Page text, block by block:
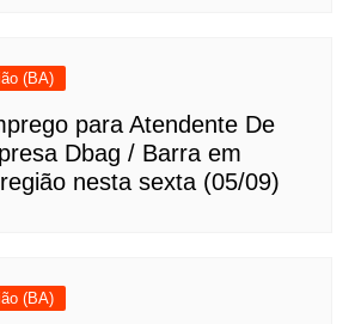
(BA)
para Atendente De
Dbag / Barra em
nesta sexta (05/09)
(BA)